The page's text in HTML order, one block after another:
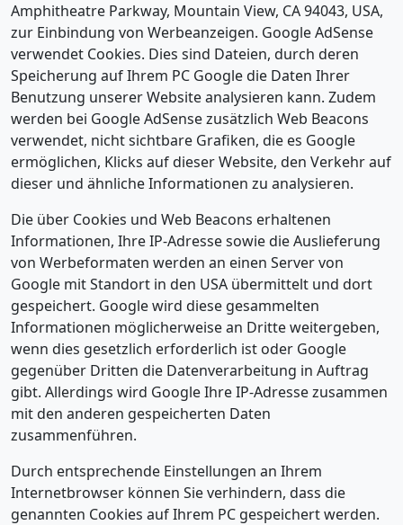
Amphitheatre Parkway, Mountain View, CA 94043, USA,
zur Einbindung von Werbeanzeigen. Google AdSense
verwendet Cookies. Dies sind Dateien, durch deren
Speicherung auf Ihrem PC Google die Daten Ihrer
Benutzung unserer Website analysieren kann. Zudem
werden bei Google AdSense zusätzlich Web Beacons
verwendet, nicht sichtbare Grafiken, die es Google
ermöglichen, Klicks auf dieser Website, den Verkehr auf
dieser und ähnliche Informationen zu analysieren.
Die über Cookies und Web Beacons erhaltenen
Informationen, Ihre IP-Adresse sowie die Auslieferung
von Werbeformaten werden an einen Server von
Google mit Standort in den USA übermittelt und dort
gespeichert. Google wird diese gesammelten
Informationen möglicherweise an Dritte weitergeben,
wenn dies gesetzlich erforderlich ist oder Google
gegenüber Dritten die Datenverarbeitung in Auftrag
gibt. Allerdings wird Google Ihre IP-Adresse zusammen
mit den anderen gespeicherten Daten
zusammenführen.
Durch entsprechende Einstellungen an Ihrem
Internetbrowser können Sie verhindern, dass die
genannten Cookies auf Ihrem PC gespeichert werden.